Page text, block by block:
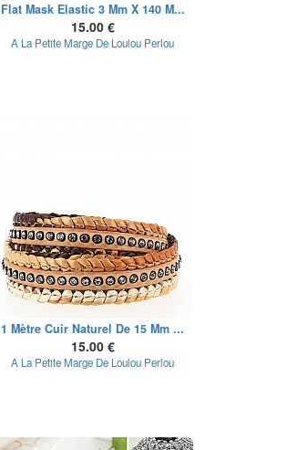
Flat Mask Elastic 3 Mm X 140 M...
15.00 €
A La Petite Marge De Loulou Perlou
1 Mètre Cuir Naturel De 15 Mm ...
15.00 €
A La Petite Marge De Loulou Perlou